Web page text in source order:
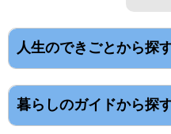
人生のできごとから探
暮らしのガイドから探